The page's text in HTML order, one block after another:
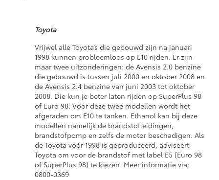
Toyota
Vrijwel alle Toyota’s die gebouwd zijn na januari
1998 kunnen probleemloos op E10 rijden. Er zijn
maar twee uitzonderingen: de Avensis 2.0 benzine
die gebouwd is tussen juli 2000 en oktober 2008 en
de Avensis 2.4 benzine van juni 2003 tot oktober
2008. Die kun je beter laten rijden op SuperPlus 98
of Euro 98. Voor deze twee modellen wordt het
afgeraden om E10 te tanken. Ethanol kan bij deze
modellen namelijk de brandstofleidingen,
brandstofpomp en zelfs de motor beschadigen. Als
de Toyota vóór 1998 is geproduceerd, adviseert
Toyota om voor de brandstof met label E5 (Euro 98
of SuperPlus 98) te kiezen. Meer informatie via:
0800-0369